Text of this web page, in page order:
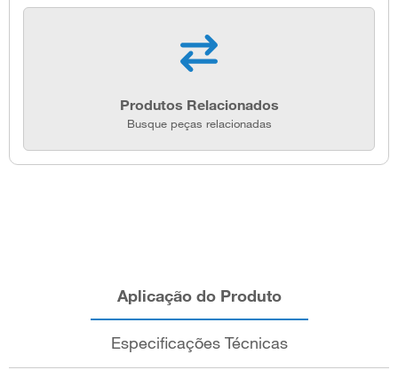
Produtos Relacionados
Busque peças relacionadas
Aplicação do Produto
Especificações Técnicas